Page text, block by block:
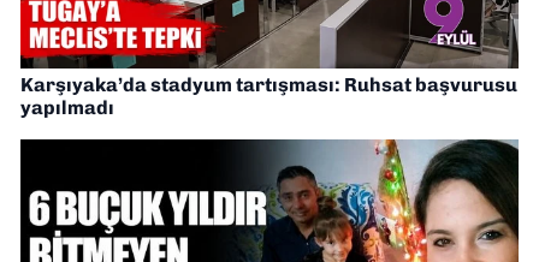
Karşıyaka’da stadyum tartışması: Ruhsat başvurusu
yapılmadı